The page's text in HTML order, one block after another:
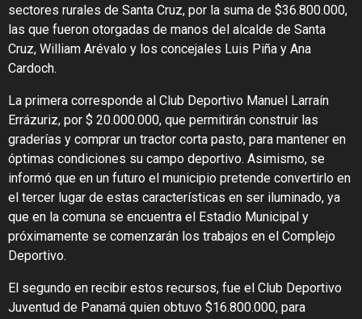
sectores rurales de Santa Cruz, por la suma de $36.800.000,
las que fueron otorgadas de manos del alcalde de Santa
Cruz, William Arévalo y los concejales Luis Piña y Ana
Cardoch.
La primera corresponde al Club Deportivo Manuel Larraín
Errázuriz, por $ 20.000.000, que permitirán construir las
graderías y comprar un tractor corta pasto, para mantener en
óptimas condiciones su campo deportivo. Asimismo, se
informó que en un futuro el municipio pretende convertirlo en
el tercer lugar de estas características en ser iluminado, ya
que en la comuna se encuentra el Estadio Municipal y
próximamente se comenzarán los trabajos en el Complejo
Deportivo.
El segundo en recibir estos recursos, fue el Club Deportivo
Juventud de Panamá quien obtuvo $16.800.000, para